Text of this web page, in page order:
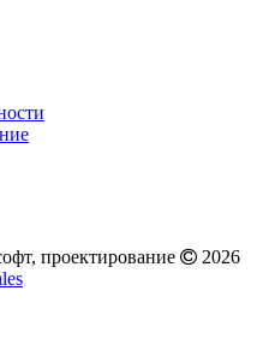
проектирование
2026